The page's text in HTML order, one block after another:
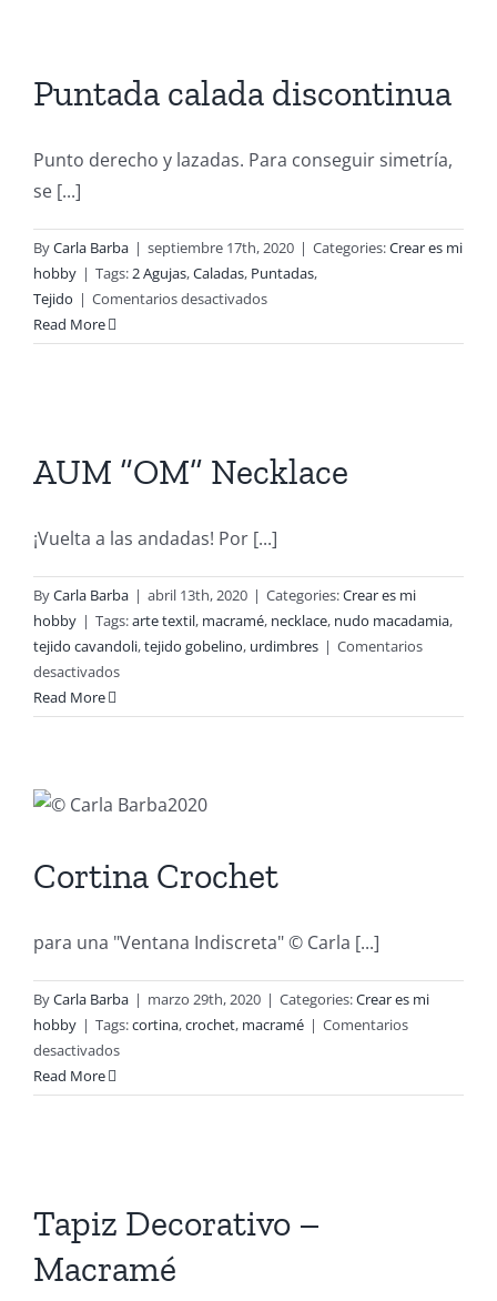
Puntada calada discontinua
Punto derecho y lazadas. Para conseguir simetría,
se [...]
ByCarla Barba | septiembre 17th, 2020 | Categories:Crear es mi
hobby | Tags:2 Agujas,Caladas, Puntadas,
Tejido | Comentarios desactivadosen
calada
Read More
AUM “OM” Necklace
¡Vuelta a las andadas! Por [...]
ByCarla Barba | abril 13th, 2020 | Categories:Crear es mi
hobby | Tags:arte textil, macramé, necklace, nudo macadamia,
tejido cavandoli,tejido gobelino, urdimbres | Comentarios
desactivadosen
“OM”
Read More
Cortina Crochet
para una "Ventana Indiscreta" © Carla [...]
ByCarla Barba | marzo 29th, 2020 | Categories:Crear es mi
hobby | Tags:cortina,crochet, macramé | Comentarios
desactivadosen
Crochet
Read More
Tapiz Decorativo –
Macramé